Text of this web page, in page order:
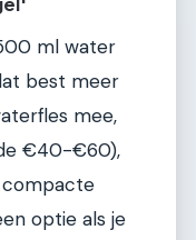
ml water
best meer
mee,
€40-€60),
compacte
optie als je